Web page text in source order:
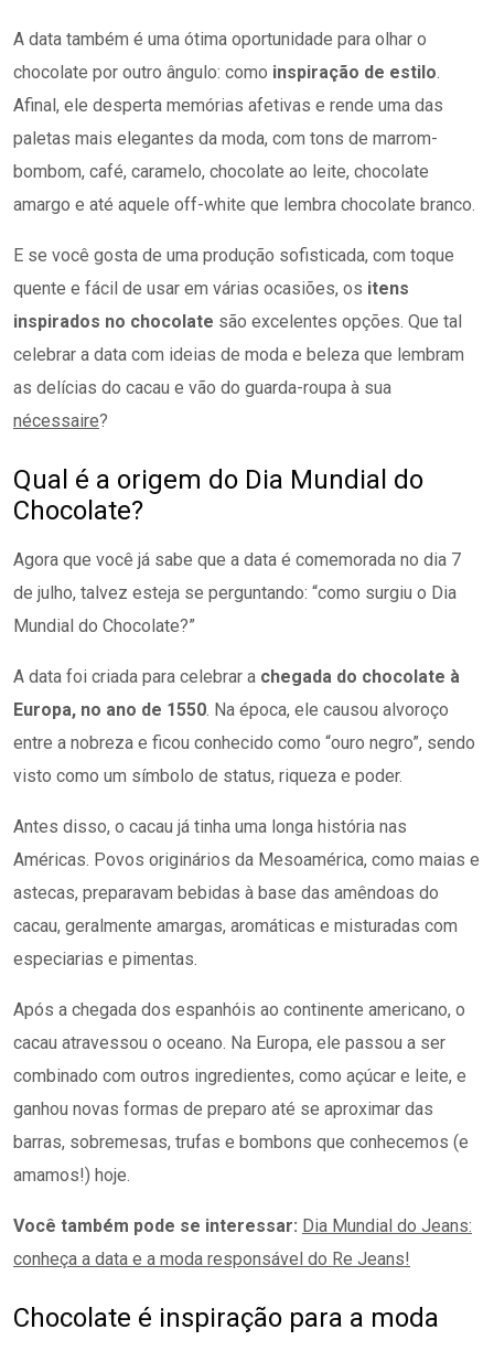
A data também é uma ótima oportunidade para olhar o
chocolate por outro ângulo: como inspiração de estilo.
Afinal, ele desperta memórias afetivas e rende uma das
paletas mais elegantes da moda, com tons de marrom-
bombom, café, caramelo, chocolate ao leite, chocolate
amargo e até aquele off-white que lembra chocolate branco.
E se você gosta de uma produção sofisticada, com toque
quente e fácil de usar em várias ocasiões, os itens
inspirados no chocolate são excelentes opções. Que tal
celebrar a data com ideias de moda e beleza que lembram
as delícias do cacau e vão do guarda-roupa à sua
nécessaire?
Qual é a origem do Dia Mundial do
Chocolate?
Agora que você já sabe que a data é comemorada no dia 7
de julho, talvez esteja se perguntando: “como surgiu o Dia
Mundial do Chocolate?”
A data foi criada para celebrar a chegada do chocolate à
Europa, no ano de 1550. Na época, ele causou alvoroço
entre a nobreza e ficou conhecido como “ouro negro”, sendo
visto como um símbolo de status, riqueza e poder.
Antes disso, o cacau já tinha uma longa história nas
Américas. Povos originários da Mesoamérica, como maias e
astecas, preparavam bebidas à base das amêndoas do
cacau, geralmente amargas, aromáticas e misturadas com
especiarias e pimentas.
Após a chegada dos espanhóis ao continente americano, o
cacau atravessou o oceano. Na Europa, ele passou a ser
combinado com outros ingredientes, como açúcar e leite, e
ganhou novas formas de preparo até se aproximar das
barras, sobremesas, trufas e bombons que conhecemos (e
amamos!) hoje.
Você também pode se interessar: Dia Mundial do Jeans:
conheça a data e a moda responsável do Re Jeans!
Chocolate é inspiração para a moda